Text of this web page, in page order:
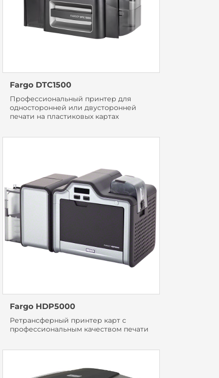
Fargo DTC1500
Профессиональный принтер для
односторонней или двусторонней
печати на пластиковых картах
Fargo HDP5000
Ретрансферный принтер карт с
профессиональным качеством печати